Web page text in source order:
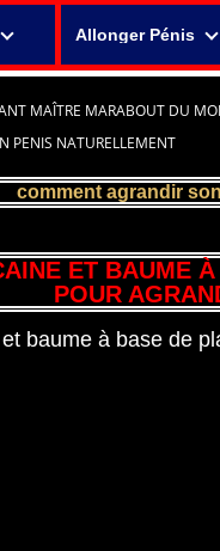
Allonger Pénis
MAÎTRE MARABOUT DU
PENIS NATURELLEMENT
comment agrandir
ET BAUME
POUR